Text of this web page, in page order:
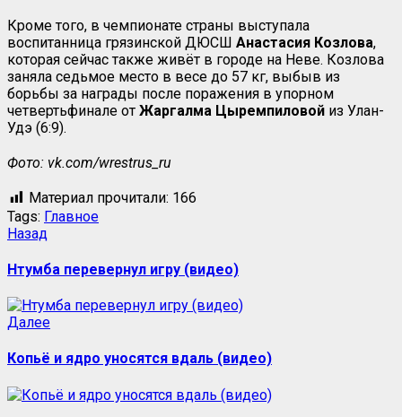
Кроме того, в чемпионате страны выступала
воспитанница грязинской ДЮСШ Анастасия Козлова,
которая сейчас также живёт в городе на Неве. Козлова
заняла седьмое место в весе до 57 кг, выбыв из
борьбы за награды после поражения в упорном
четвертьфинале от Жаргалма Цыремпиловой из Улан-
Удэ (6:9).
Фото: vk.com/wrestrus_ru
Материал прочитали: 166
Tags: Главное
Назад
Нтумба перевернул игру (видео)
Далее
Копьё и ядро уносятся вдаль (видео)